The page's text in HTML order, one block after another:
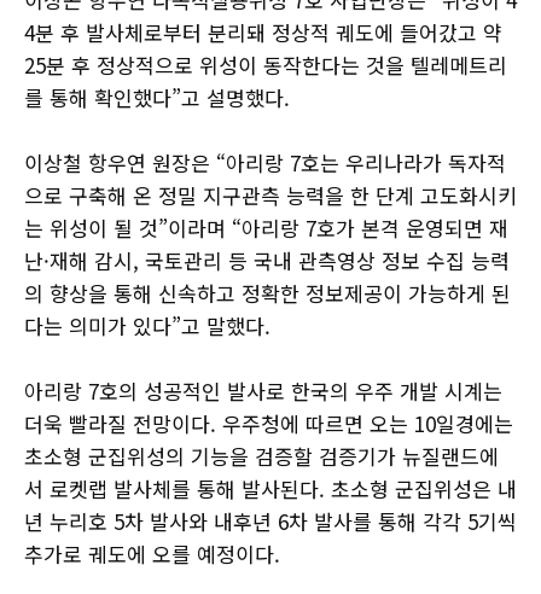
4분 후 발사체로부터 분리돼 정상적 궤도에 들어갔고 약
25분 후 정상적으로 위성이 동작한다는 것을 텔레메트리
를 통해 확인했다”고 설명했다.
이상철 항우연 원장은 “아리랑 7호는 우리나라가 독자적
으로 구축해 온 정밀 지구관측 능력을 한 단계 고도화시키
는 위성이 될 것”이라며 “아리랑 7호가 본격 운영되면 재
난·재해 감시, 국토관리 등 국내 관측영상 정보 수집 능력
의 향상을 통해 신속하고 정확한 정보제공이 가능하게 된
다는 의미가 있다”고 말했다.
아리랑 7호의 성공적인 발사로 한국의 우주 개발 시계는
더욱 빨라질 전망이다. 우주청에 따르면 오는 10일경에는
초소형 군집위성의 기능을 검증할 검증기가 뉴질랜드에
서 로켓랩 발사체를 통해 발사된다. 초소형 군집위성은 내
년 누리호 5차 발사와 내후년 6차 발사를 통해 각각 5기씩
추가로 궤도에 오를 예정이다.